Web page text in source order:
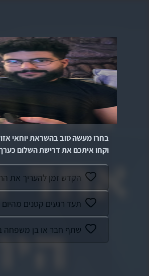
בחרו מעשה טוב בהשראתיוחאי
וקחו איתכם את דרישת השלום
הקדש זמן להעריך את
תעד רגעים קטנים
שתף חבר או בן משפחה